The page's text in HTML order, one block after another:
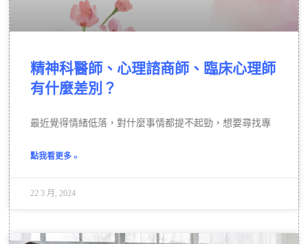
精神科醫師、心理諮商師、臨床心理師
有什麼差別？
最近覺得情緒低落，對什麼事情都提不起勁，想要尋找專
點我看更多 »
22 3 月, 2024